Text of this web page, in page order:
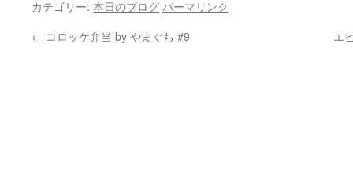
カテゴリー: 本日のブログ パーマリンク
← コロッケ弁当 by やまぐち #9 エ